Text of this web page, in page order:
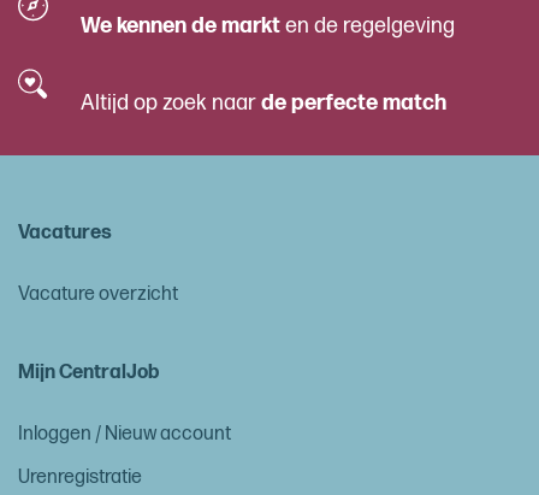
We kennen de markten de regelgeving
Altijd op zoek naarde perfecte match
Vacatures
Vacature overzicht
Mijn CentralJob
Inloggen / Nieuw account
Urenregistratie